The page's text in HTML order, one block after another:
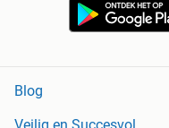
Blog